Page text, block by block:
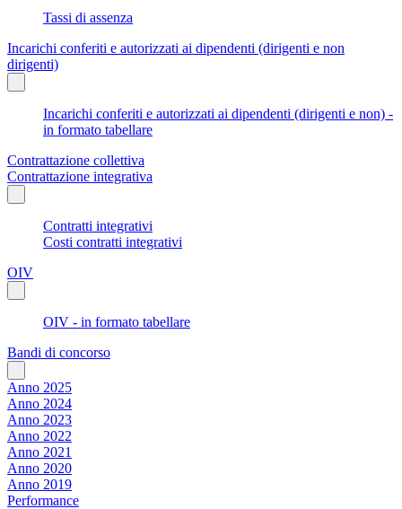
Tassi di assenza
Incarichi conferiti e autorizzati ai dipendenti (dirigenti e non
dirigenti)
Incarichi conferiti e autorizzati ai dipendenti (dirigenti e non) -
in formato tabellare
Contrattazione collettiva
Contrattazione integrativa
Contratti integrativi
Costi contratti integrativi
OIV
OIV - in formato tabellare
Bandi di concorso
Anno 2025
Anno 2024
Anno 2023
Anno 2022
Anno 2021
Anno 2020
Anno 2019
Performance